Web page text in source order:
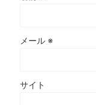
メール ※
サイト